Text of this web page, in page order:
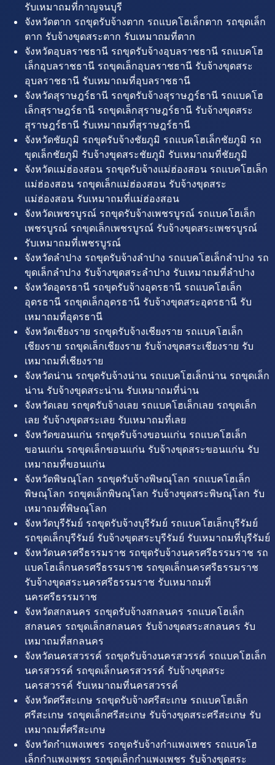
รับเหมาถมที่กาญจนบุรี
จังหวัดตาก รถขุดรับจ้างตาก รถแบคโฮเล็กตาก รถขุดเล็ก
ตาก รับจ้างขุดสระตาก รับเหมาถมที่ตาก
จังหวัดอุบลราชธานี รถขุดรับจ้างอุบลราชธานี รถแบคโฮ
เล็กอุบลราชธานี รถขุดเล็กอุบลราชธานี รับจ้างขุดสระ
อุบลราชธานี รับเหมาถมที่อุบลราชธานี
จังหวัดสุราษฎร์ธานี รถขุดรับจ้างสุราษฎร์ธานี รถแบคโฮ
เล็กสุราษฎร์ธานี รถขุดเล็กสุราษฎร์ธานี รับจ้างขุดสระ
สุราษฎร์ธานี รับเหมาถมที่สุราษฎร์ธานี
จังหวัดชัยภูมิ รถขุดรับจ้างชัยภูมิ รถแบคโฮเล็กชัยภูมิ รถ
ขุดเล็กชัยภูมิ รับจ้างขุดสระชัยภูมิ รับเหมาถมที่ชัยภูมิ
จังหวัดแม่ฮ่องสอน รถขุดรับจ้างแม่ฮ่องสอน รถแบคโฮเล็ก
แม่ฮ่องสอน รถขุดเล็กแม่ฮ่องสอน รับจ้างขุดสระ
แม่ฮ่องสอน รับเหมาถมที่แม่ฮ่องสอน
จังหวัดเพชรบูรณ์ รถขุดรับจ้างเพชรบูรณ์ รถแบคโฮเล็ก
เพชรบูรณ์ รถขุดเล็กเพชรบูรณ์ รับจ้างขุดสระเพชรบูรณ์
รับเหมาถมที่เพชรบูรณ์
จังหวัดลำปาง รถขุดรับจ้างลำปาง รถแบคโฮเล็กลำปาง รถ
ขุดเล็กลำปาง รับจ้างขุดสระลำปาง รับเหมาถมที่ลำปาง
จังหวัดอุดรธานี รถขุดรับจ้างอุดรธานี รถแบคโฮเล็ก
อุดรธานี รถขุดเล็กอุดรธานี รับจ้างขุดสระอุดรธานี รับ
เหมาถมที่อุดรธานี
จังหวัดเชียงราย รถขุดรับจ้างเชียงราย รถแบคโฮเล็ก
เชียงราย รถขุดเล็กเชียงราย รับจ้างขุดสระเชียงราย รับ
เหมาถมที่เชียงราย
จังหวัดน่าน รถขุดรับจ้างน่าน รถแบคโฮเล็กน่าน รถขุดเล็ก
น่าน รับจ้างขุดสระน่าน รับเหมาถมที่น่าน
จังหวัดเลย รถขุดรับจ้างเลย รถแบคโฮเล็กเลย รถขุดเล็ก
เลย รับจ้างขุดสระเลย รับเหมาถมที่เลย
จังหวัดขอนแก่น รถขุดรับจ้างขอนแก่น รถแบคโฮเล็ก
ขอนแก่น รถขุดเล็กขอนแก่น รับจ้างขุดสระขอนแก่น รับ
เหมาถมที่ขอนแก่น
จังหวัดพิษณุโลก รถขุดรับจ้างพิษณุโลก รถแบคโฮเล็ก
พิษณุโลก รถขุดเล็กพิษณุโลก รับจ้างขุดสระพิษณุโลก รับ
เหมาถมที่พิษณุโลก
จังหวัดบุรีรัมย์ รถขุดรับจ้างบุรีรัมย์ รถแบคโฮเล็กบุรีรัมย์
รถขุดเล็กบุรีรัมย์ รับจ้างขุดสระบุรีรัมย์ รับเหมาถมที่บุรีรัมย์
จังหวัดนครศรีธรรมราช รถขุดรับจ้างนครศรีธรรมราช รถ
แบคโฮเล็กนครศรีธรรมราช รถขุดเล็กนครศรีธรรมราช
รับจ้างขุดสระนครศรีธรรมราช รับเหมาถมที่
นครศรีธรรมราช
จังหวัดสกลนคร รถขุดรับจ้างสกลนคร รถแบคโฮเล็ก
สกลนคร รถขุดเล็กสกลนคร รับจ้างขุดสระสกลนคร รับ
เหมาถมที่สกลนคร
จังหวัดนครสวรรค์ รถขุดรับจ้างนครสวรรค์ รถแบคโฮเล็ก
นครสวรรค์ รถขุดเล็กนครสวรรค์ รับจ้างขุดสระ
นครสวรรค์ รับเหมาถมที่นครสวรรค์
จังหวัดศรีสะเกษ รถขุดรับจ้างศรีสะเกษ รถแบคโฮเล็ก
ศรีสะเกษ รถขุดเล็กศรีสะเกษ รับจ้างขุดสระศรีสะเกษ รับ
เหมาถมที่ศรีสะเกษ
จังหวัดกำแพงเพชร รถขุดรับจ้างกำแพงเพชร รถแบคโฮ
เล็กกำแพงเพชร รถขุดเล็กกำแพงเพชร รับจ้างขุดสระ